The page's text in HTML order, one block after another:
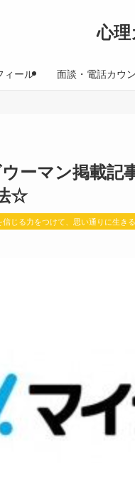
心
ィール 面談・電話カウ
ウーマン掲載
☆
信じる力をつけて、思い通りに生き